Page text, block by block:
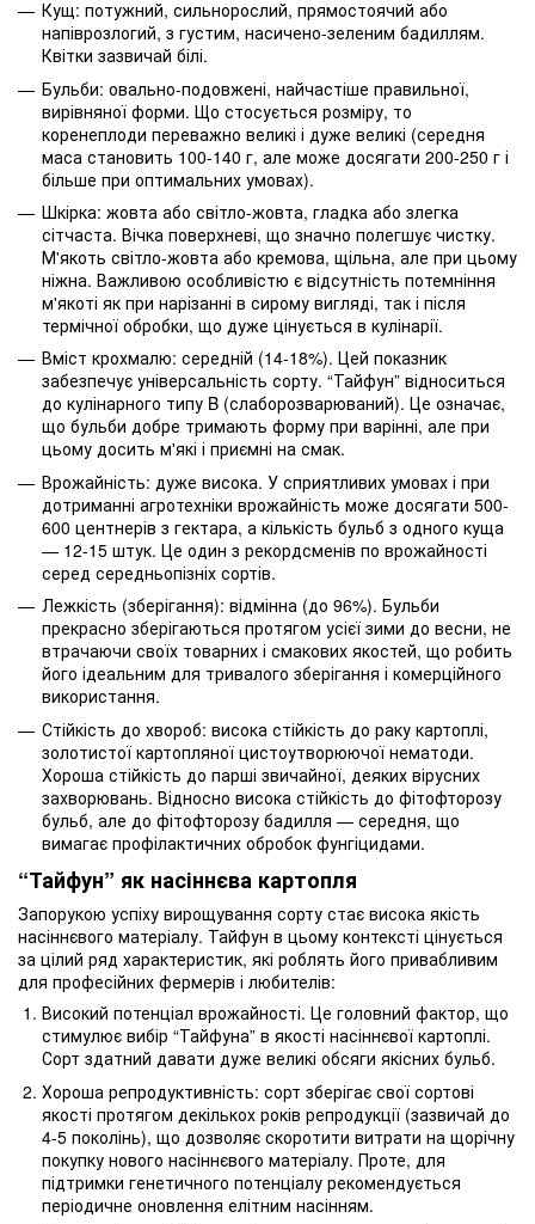
Кущ: потужний, сильнорослий, прямостоячий або
напіврозлогий, з густим, насичено-зеленим бадиллям.
Квітки зазвичай білі.
Бульби: овально-подовжені, найчастіше правильної,
вирівняної форми. Що стосується розміру, то
коренеплоди переважно великі і дуже великі (середня
маса становить 100-140 г, але може досягати 200-250 г і
більше при оптимальних умовах).
Шкірка: жовта або світло-жовта, гладка або злегка
сітчаста. Вічка поверхневі, що значно полегшує чистку.
М'якоть світло-жовта або кремова, щільна, але при цьому
ніжна. Важливою особливістю є відсутність потемніння
м'якоті як при нарізанні в сирому вигляді, так і після
термічної обробки, що дуже цінується в кулінарії.
Вміст крохмалю: середній (14-18%). Цей показник
забезпечує універсальність сорту. “Тайфун” відноситься
до кулінарного типу B (слаборозварюваний). Це означає,
що бульби добре тримають форму при варінні, але при
цьому досить м'які і приємні на смак.
Врожайність: дуже висока. У сприятливих умовах і при
дотриманні агротехніки врожайність може досягати 500-
600 центнерів з гектара, а кількість бульб з одного куща
— 12-15 штук. Це один з рекордсменів по врожайності
серед середньопізніх сортів.
Лежкість (зберігання): відмінна (до 96%). Бульби
прекрасно зберігаються протягом усієї зими до весни, не
втрачаючи своїх товарних і смакових якостей, що робить
його ідеальним для тривалого зберігання і комерційного
використання.
Стійкість до хвороб: висока стійкість до раку картоплі,
золотистої картопляної цистоутворюючої нематоди.
Хороша стійкість до парші звичайної, деяких вірусних
захворювань. Відносно висока стійкість до фітофторозу
бульб, але до фітофторозу бадилля — середня, що
вимагає профілактичних обробок фунгіцидами.
“Тайфун” як насіннєва картопля
Запорукою успіху вирощування сорту стає висока якість
насіннєвого матеріалу. Тайфун в цьому контексті цінується
за цілий ряд характеристик, які роблять його привабливим
для професійних фермерів і любителів:
Високий потенціал врожайності. Це головний фактор, що
стимулює вибір “Тайфуна” в якості насіннєвої картоплі.
Сорт здатний давати дуже великі обсяги якісних бульб.
Хороша репродуктивність: сорт зберігає свої сортові
якості протягом декількох років репродукції (зазвичай до
4-5 поколінь), що дозволяє скоротити витрати на щорічну
покупку нового насіннєвого матеріалу. Проте, для
підтримки генетичного потенціалу рекомендується
періодичне оновлення елітним насінням.